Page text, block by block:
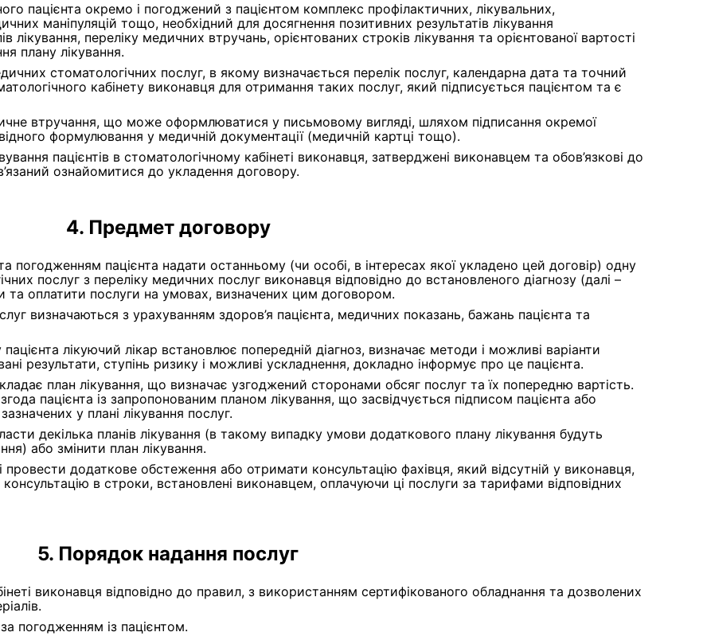
пацієнта окремо і погоджений з пацієнтом комплекс профілактичних, лікувальних,
маніпуляцій тощо, необхідний для досягнення позитивних результатів лікування
лікування, переліку медичних втручань, орієнтованих строків лікування та орієнтованої вартості
плану лікування.
стоматологічних послуг, в якому визначається перелік послуг, календарна дата та точний
кабінету виконавця для отримання таких послуг, який підписується пацієнтом та є
втручання, що може оформлюватися у письмовому вигляді, шляхом підписання окремої
формулювання у медичній документації (медичній картці тощо).
пацієнтів в стоматологічному кабінеті виконавця, затверджені виконавцем та обов’язкові до
ознайомитися до укладення договору.
Предмет договору
погодженням пацієнта надати останньому (чи особі, в інтересах якої укладено цей договір) одну
послуг з переліку медичних послуг виконавця відповідно до встановленого діагнозу (далі –
та оплатити послуги на умовах, визначених цим договором.
визначаються з урахуванням здоров’я пацієнта, медичних показань, бажань пацієнта та
лікуючий лікар встановлює попередній діагноз, визначає методи і можливі варіанти
результати, ступінь ризику і можливі ускладнення, докладно інформує про це пацієнта.
план лікування, що визначає узгоджений сторонами обсяг послуг та їх попередню вартість.
пацієнта із запропонованим планом лікування, що засвідчується підписом пацієнта або
у плані лікування послуг.
декілька планів лікування (в такому випадку умови додаткового плану лікування будуть
або змінити план лікування.
додаткове обстеження або отримати консультацію фахівця, який відсутній у виконавця,
в строки, встановлені виконавцем, оплачуючи ці послуги за тарифами відповідних
Порядок надання послуг
виконавця відповідно до правил, з використанням сертифікованого обладнання та дозволених
погодженням із пацієнтом.